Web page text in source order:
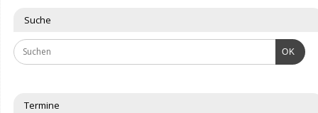
Suche
OK
Termine